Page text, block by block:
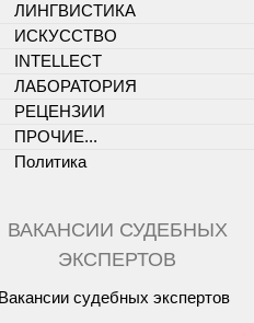
ЛИНГВИСТИКА
ИСКУССТВО
INTELLECT
ЛАБОРАТОРИЯ
РЕЦЕНЗИИ
ПРОЧИЕ...
Политика
ВАКАНСИИ СУДЕБНЫХ
ЭКСПЕРТОВ